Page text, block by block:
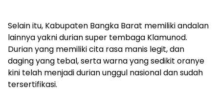
Selain itu, Kabupaten Bangka Barat memiliki andalan
lainnya yakni durian super tembaga Klamunod.
Durian yang memiliki cita rasa manis legit, dan
daging yang tebal, serta warna yang sedikit oranye
kini telah menjadi durian unggul nasional dan sudah
tersertifikasi.